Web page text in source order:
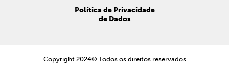
Política de Privacidade
de Dados
Copyright 2024® Todos os direitos reservados